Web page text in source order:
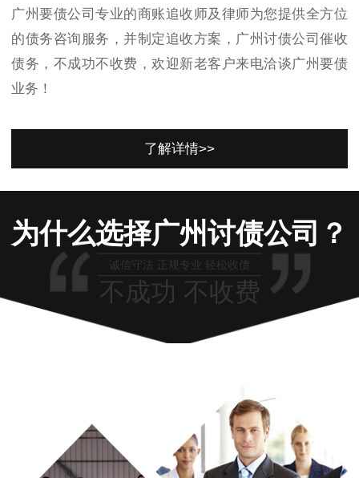
广州要债公司专业的商账追收师及律师为您提供全方位
的债务咨询服务，并制定追收方案，广州讨债公司催收
债务，不成功不收费，欢迎新老客户来电洽谈广州要债
业务！
了解详情>>
为什么选择广州讨债公司？
诚信守法 正规专业 轻松收债
不成功 不收费